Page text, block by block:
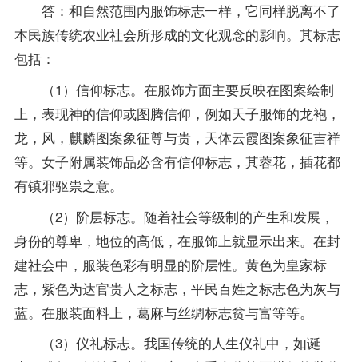
答：和自然范围内服饰标志一样，它同样脱离不了
本民族传统农业社会所形成的文化观念的影响。其标志
包括：
（1）信仰标志。在服饰方面主要反映在图案绘制
上，表现神的信仰或图腾信仰，例如天子服饰的龙袍，
龙，风，麒麟图案象征尊与贵，天体云霞图案象征吉祥
等。女子附属装饰品必含有信仰标志，其蓉花，插花都
有镇邪驱祟之意。
（2）阶层标志。随着社会等级制的产生和发展，
身份的尊卑，地位的高低，在服饰上就显示出来。在封
建社会中，服装色彩有明显的阶层性。黄色为皇家标
志，紫色为达官贵人之标志，平民百姓之标志色为灰与
蓝。在服装面料上，葛麻与丝绸标志贫与富等等。
（3）仪礼标志。我国传统的人生仪礼中，如诞